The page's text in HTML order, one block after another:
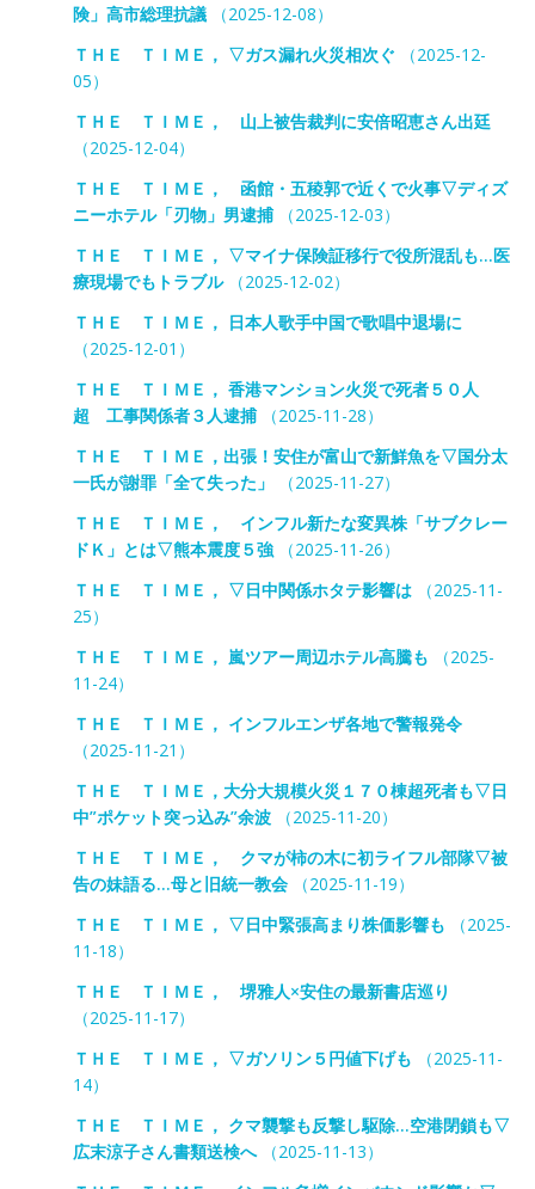
険」高市総理抗議（2025-12-08）
ＴＨＥ ＴＩＭＥ， ▽ガス漏れ火災相次ぐ （2025-12-
05）
ＴＨＥ ＴＩＭＥ， 山上被告裁判に安倍昭恵さん出廷
（2025-12-04）
ＴＨＥ ＴＩＭＥ， 函館・五稜郭で近くで火事▽ディズ
ニーホテル「刃物」男逮捕（2025-12-03）
ＴＨＥ ＴＩＭＥ， ▽マイナ保険証移行で役所混乱も…医
療現場でもトラブル（2025-12-02）
ＴＨＥ ＴＩＭＥ， 日本人歌手中国で歌唱中退場に
（2025-12-01）
ＴＨＥ ＴＩＭＥ， 香港マンション火災で死者５０人
超 工事関係者３人逮捕（2025-11-28）
ＴＨＥ ＴＩＭＥ，出張！安住が富山で新鮮魚を▽国分太
一氏が謝罪「全て失った」
（2025-11-27）
ＴＨＥ ＴＩＭＥ， インフル新たな変異株「サブクレー
ドＫ」とは▽熊本震度５強（2025-11-26）
ＴＨＥ ＴＩＭＥ， ▽日中関係ホタテ影響は（2025-11-
25）
ＴＨＥ ＴＩＭＥ， 嵐ツアー周辺ホテル高騰も （2025-
11-24）
ＴＨＥ ＴＩＭＥ， インフルエンザ各地で警報発令
（2025-11-21）
ＴＨＥ ＴＩＭＥ，大分大規模火災１７０棟超死者も▽日
中”ポケット突っ込み”余波（2025-11-20）
ＴＨＥ ＴＩＭＥ， クマが柿の木に初ライフル部隊▽被
告の妹語る…母と旧統一教会（2025-11-19）
ＴＨＥ ＴＩＭＥ， ▽日中緊張高まり株価影響も （2025-
11-18）
ＴＨＥ ＴＩＭＥ， 堺雅人×安住の最新書店巡り
（2025-11-17）
ＴＨＥ ＴＩＭＥ， ▽ガソリン５円値下げも （2025-11-
14）
ＴＨＥ ＴＩＭＥ， クマ襲撃も反撃し駆除…空港閉鎖も▽
広末涼子さん書類送検へ（2025-11-13）